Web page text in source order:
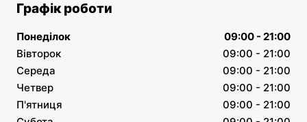
Графік роботи
Понеділок
09:00 - 21:00
Вівторок
09:00 - 21:00
Середа
09:00 - 21:00
Четвер
09:00 - 21:00
П'ятниця
09:00 - 21:00